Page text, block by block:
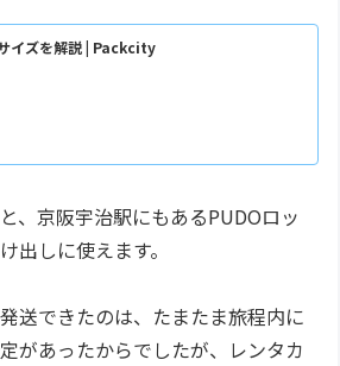
イズを解説 | Packcity
、京阪宇治駅にもあるPUDOロッ
出しに使えます。
送できたのは、たまたま旅程内に
があったからでしたが、レンタカ